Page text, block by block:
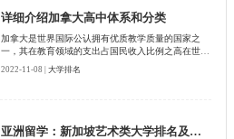
详细介绍加拿大高中体系和分类
加拿大是世界国际公认拥有优质教学质量的国家之
一，其在教育领域的支出占国民收入比例之高在世界
上名列前茅。加拿大的公立中、小学都实行免费教
育，还拥有多伦多大学、麦言尔大学、滑铁卢大学等
就一起聊聊加拿大的高中分类。
2022-11-08 | 大学排名
亚洲留学：新加坡艺术类大学排名及介绍